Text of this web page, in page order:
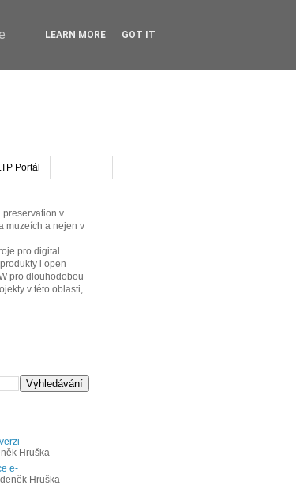
Portál
preservation v
muzeích a nejen v
pro digital
i open
pro dlouhodobou
v této oblasti,
Hruška
e-
Hruška
LEARN MORE GOT IT